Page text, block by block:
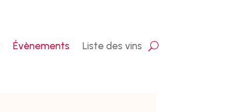
Évènements Liste des vins